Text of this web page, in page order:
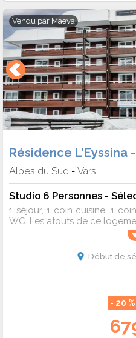
Vendu par Maeva
Résidence L'Eyssina
Alpes du Sud - Vars
Studio 6 Personnes -
1 séjour, 1 coin cuisine, 1
WC. Les atouts de ce
Début de
- 20 %